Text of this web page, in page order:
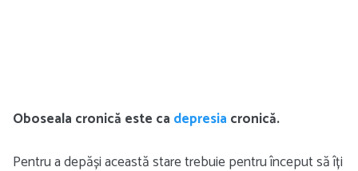
Oboseala cronică este ca depresia cronică.
Pentru a depăși această stare trebuie pentru început să îți